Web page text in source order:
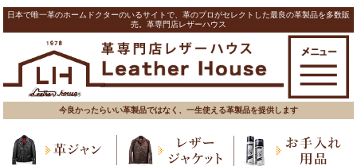
日本で唯一革のホームドクターのいるサイトで、革のプロがセレクトした最良の革製品を多数販
売。革専門店レザーハウス
今良かったらいい革製品ではなく、一生使える革製品を提供します